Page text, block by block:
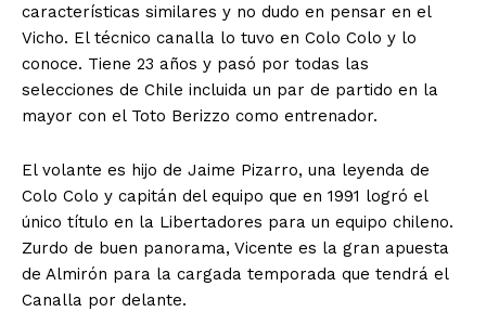
características similares y no dudo en pensar en el
Vicho. El técnico canalla lo tuvo en Colo Colo y lo
conoce. Tiene 23 años y pasó por todas las
selecciones de Chile incluida un par de partido en la
mayor con el Toto Berizzo como entrenador.
El volante es hijo de Jaime Pizarro, una leyenda de
Colo Colo y capitán del equipo que en 1991 logró el
único título en la Libertadores para un equipo chileno.
Zurdo de buen panorama, Vicente es la gran apuesta
de Almirón para la cargada temporada que tendrá el
Canalla por delante.